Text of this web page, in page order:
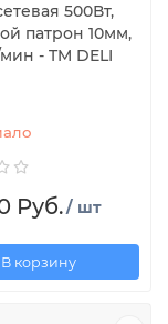
500Вт,
патрон 10мм,
- TM DELI
Руб./ шт
В корзину